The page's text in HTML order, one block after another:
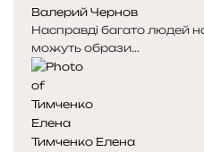
Валерий Чернов
Насправді багато людей
можуть образи...
Тимченко Елена